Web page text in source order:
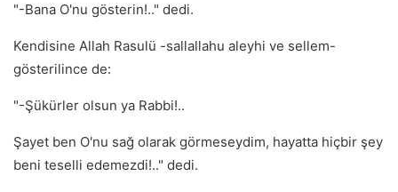
"-Bana O'nu gösterin!.." dedi.
Kendisine Allah Rasulü -sallallahu aleyhi ve sellem-
gösterilince de:
"-Şükürler olsun ya Rabbi!..
Şayet ben O'nu sağ olarak görmeseydim, hayatta hiçbir şey
beni teselli edemezdi!.." dedi.